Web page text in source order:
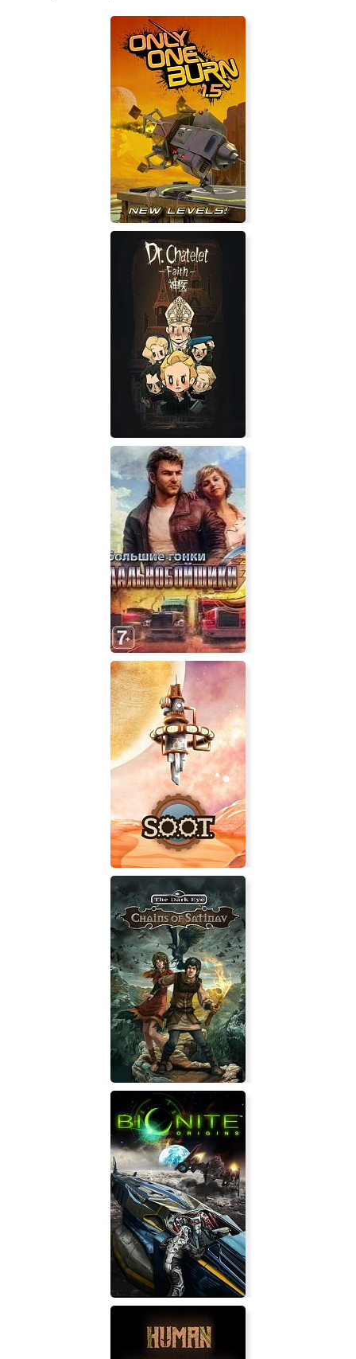
Only One Burn
Dr. Chatelet: Faith
Дальнобойщики 3: Большие
гонки
SOOT
The Dark Eye: Chains of Satinav